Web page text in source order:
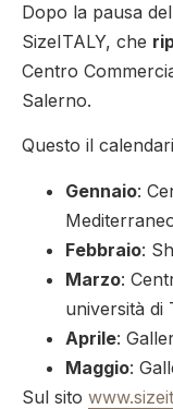
Dopo la pausa
SizeITALY, che
Centro
Salerno.
Questo il
Gennaio:
Febbraio:
Marzo:
università di
Aprile:
Maggio:
Sul sito